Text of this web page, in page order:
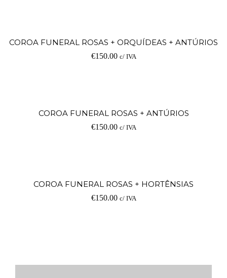
COROA FUNERAL ROSAS + ORQUÍDEAS + ANTÚRIOS
€150.00 c/ IVA
COROA FUNERAL ROSAS + ANTÚRIOS
€150.00 c/ IVA
COROA FUNERAL ROSAS + HORTÊNSIAS
€150.00 c/ IVA